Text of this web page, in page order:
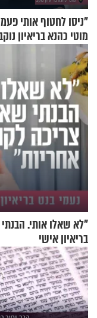
"ניסו לחטוף אותי
מוטי כהנא בריאיון
"לא שאלו אותי.
בריאיון אישי